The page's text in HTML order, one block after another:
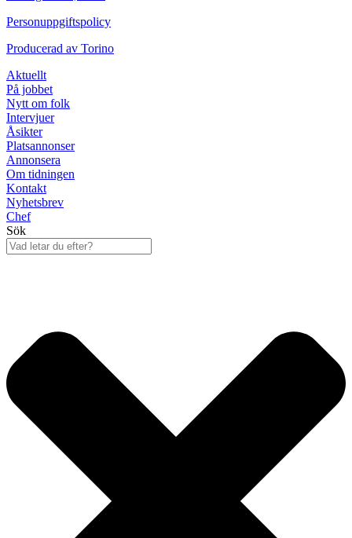
Personuppgiftspolicy
Producerad av Torino
Aktuellt
På jobbet
Nytt om folk
Intervjuer
Åsikter
Platsannonser
Annonsera
Om tidningen
Kontakt
Nyhetsbrev
Chef
Sök